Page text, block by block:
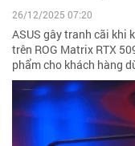
26/12/2025 07:20
ASUS gây tranh cãi khi
trên ROG Matrix RTX
phẩm cho khách hàng